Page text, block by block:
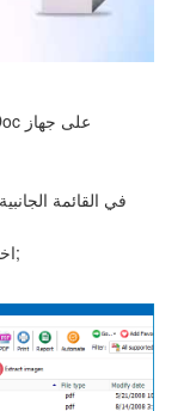
في القائمة
اختر تنسيق التحويل المناسب من القائمة;